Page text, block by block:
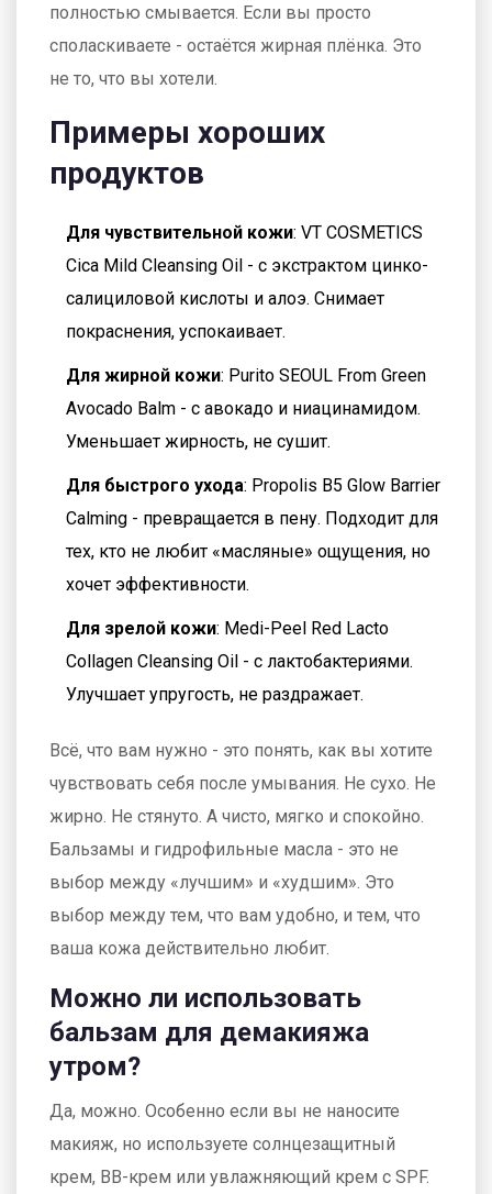
полностью смывается. Если вы просто
споласкиваете - остаётся жирная плёнка. Это
не то, что вы хотели.
Примеры хороших
продуктов
Для чувствительной кожи: VT COSMETICS
Cica Mild Cleansing Oil - с экстрактом цинко-
салициловой кислоты и алоэ. Снимает
покраснения, успокаивает.
Для жирной кожи: Purito SEOUL From Green
Avocado Balm - с авокадо и ниацинамидом.
Уменьшает жирность, не сушит.
Для быстрого ухода: Propolis B5 Glow Barrier
Calming - превращается в пену. Подходит для
тех, кто не любит «масляные» ощущения, но
хочет эффективности.
Для зрелой кожи: Medi-Peel Red Lacto
Collagen Cleansing Oil - с лактобактериями.
Улучшает упругость, не раздражает.
Всё, что вам нужно - это понять, как вы хотите
чувствовать себя после умывания. Не сухо. Не
жирно. Не стянуто. А чисто, мягко и спокойно.
Бальзамы и гидрофильные масла - это не
выбор между «лучшим» и «худшим». Это
выбор между тем, что вам удобно, и тем, что
ваша кожа действительно любит.
Можно ли использовать
бальзам для демакияжа
утром?
Да, можно. Особенно если вы не наносите
макияж, но используете солнцезащитный
крем, BB-крем или увлажняющий крем с SPF.